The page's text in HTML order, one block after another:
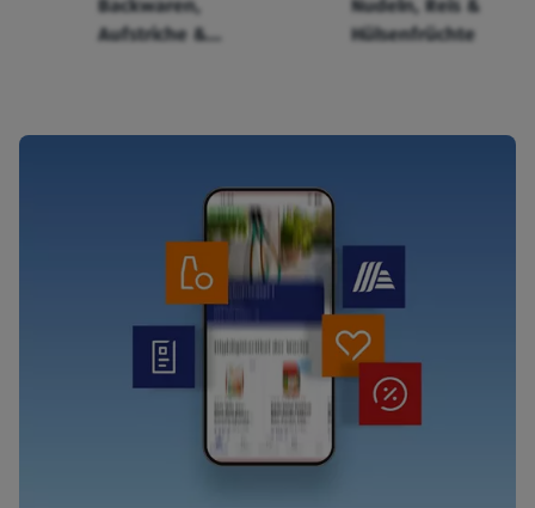
Aufstriche &
Hülsenfrüchte